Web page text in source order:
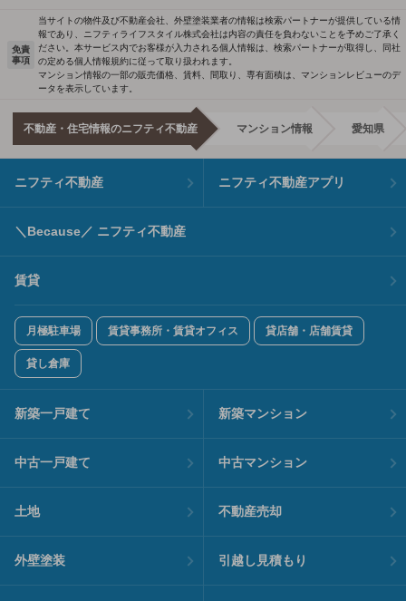
免責
事項
当サイトの物件及び不動産会社、外壁塗装業者の情報は検索パートナーが提供している情
報であり、ニフティライフスタイル株式会社は内容の責任を負わないことを予めご了承く
ださい。本サービス内でお客様が入力される個人情報は、検索パートナーが取得し、同社
の定める個人情報規約に従って取り扱われます。
マンション情報の一部の販売価格、賃料、間取り、専有面積は、マンションレビューのデ
ータを表示しています。
不動産・住宅情報のニフティ不動産 マンション情報 愛知県
ニフティ不動産 ニフティ不動産アプリ
＼Because／ ニフティ不動産
賃貸
月極駐車場 賃貸事務所・賃貸オフィス 貸店舗・店舗賃貸
貸し倉庫
新築一戸建て 新築マンション
中古一戸建て 中古マンション
土地 不動産売却
外壁塗装 引越し見積もり